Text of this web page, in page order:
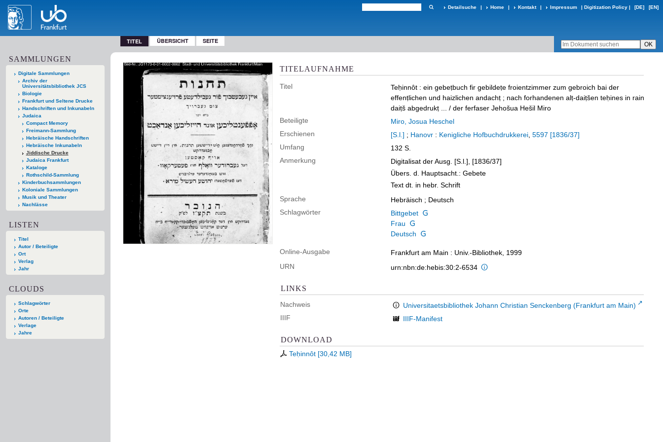
Detailsuche | Home | Kontakt | Impressum | Digitization Policy | [DE] [EN]
TITEL ÜBERSICHT SEITE
SAMMLUNGEN
Digitale Sammlungen
Archiv der
Universitätsbibliothek JCS
Biologie
Frankfurt und Seltene Drucke
Handschriften und Inkunabeln
Judaica
Compact Memory
Freimann-Sammlung
Hebräische Handschriften
Hebräische Inkunabeln
Jiddische Drucke
Judaica Frankfurt
Kataloge
Rothschild-Sammlung
Kinderbuchsammlungen
Koloniale Sammlungen
Musik und Theater
Nachlässe
LISTEN
Titel
Autor / Beteiligte
Ort
Verlag
Jahr
CLOUDS
Schlagwörter
Orte
Autoren / Beteiligte
Verlage
Jahre
TITELAUFNAHME
Titel Teḥinnôt : ein gebeṭbuch fir gebildeṭe froientzimmer zum gebroich bai der
effenṭlichen und haizlichen andachṭ ; nach forhandenen alṭ-daiṭšen teḥines in rain
daiṭš abgedrukṭ ...
/ der ferfaser Jehošua Hešil Miro
Beteiligte
Miro, Josua Heschel
Erschienen
[S.l.] ; Hanovr : Kenigliche Hofbuchdrukkerei 5597 [1836/37]
Umfang
132 S.
Anmerkung
Digitalisat der Ausg. [S.l.], [1836/37]
Übers. d. Hauptsacht.: Gebete
Text dt. in hebr. Schrift
Sprache
Hebräisch ; Deutsch
Schlagwörter
Bittgebet
Frau
Deutsch
Online-Ausgabe
Frankfurt am Main : Univ.-Bibliothek, 1999
URN
urn:nbn:de:hebis:30:2-6534
LINKS
Nachweis
Universitaetsbibliothek Johann Christian Senckenberg (Frankfurt am Main)
IIIF
IIIF-Manifest
DOWNLOAD
Teḥinnôt [30,42 MB]